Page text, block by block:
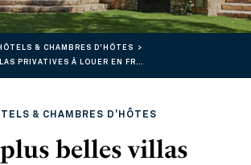
& CHAMBRES D'HÔTES
LES PLUS BELLES VILLAS PRIVATIVES À LOUER EN FRANCE
& CHAMBRES D'HÔTES
belles villas